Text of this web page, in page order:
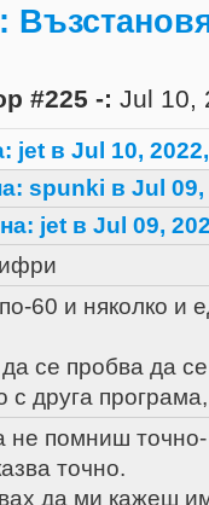
#225 -: Jul 10,
jet в Jul 10,
spunki в Jul 09,
jet в Jul 09,
60 и няколко и
се пробва да
с друга
не помниш
точно.
да ми кажеш